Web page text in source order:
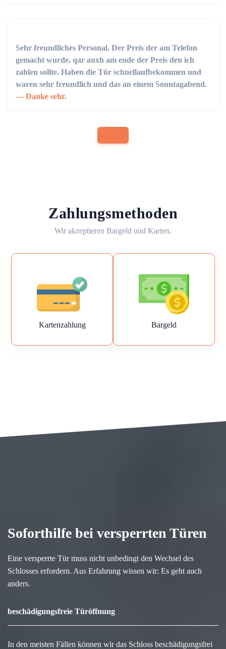
Sehr freundliches Personal. Der Preis der am Telefon
gemacht wurde, qar auxh am ende der Preis den ich
zahlen sollte. Haben die Tür schnellaufbekommen und
waren sehr freundlich und das an einem Sonntagabend.
Danke sehr.
Zahlungsmethoden
Wir akzeptieren Bargeld und Karten.
Kartenzahlung Bargeld
Soforthilfe bei versperrten Türen
Eine versperrte Tür muss nicht unbedingt den Wechsel des
Schlosses erfordern. Aus Erfahrung wissen wir: Es geht auch
anders.
beschädigungsfreie Türöffnung
In den meisten Fällen können wir das Schloss beschädigungsfrei